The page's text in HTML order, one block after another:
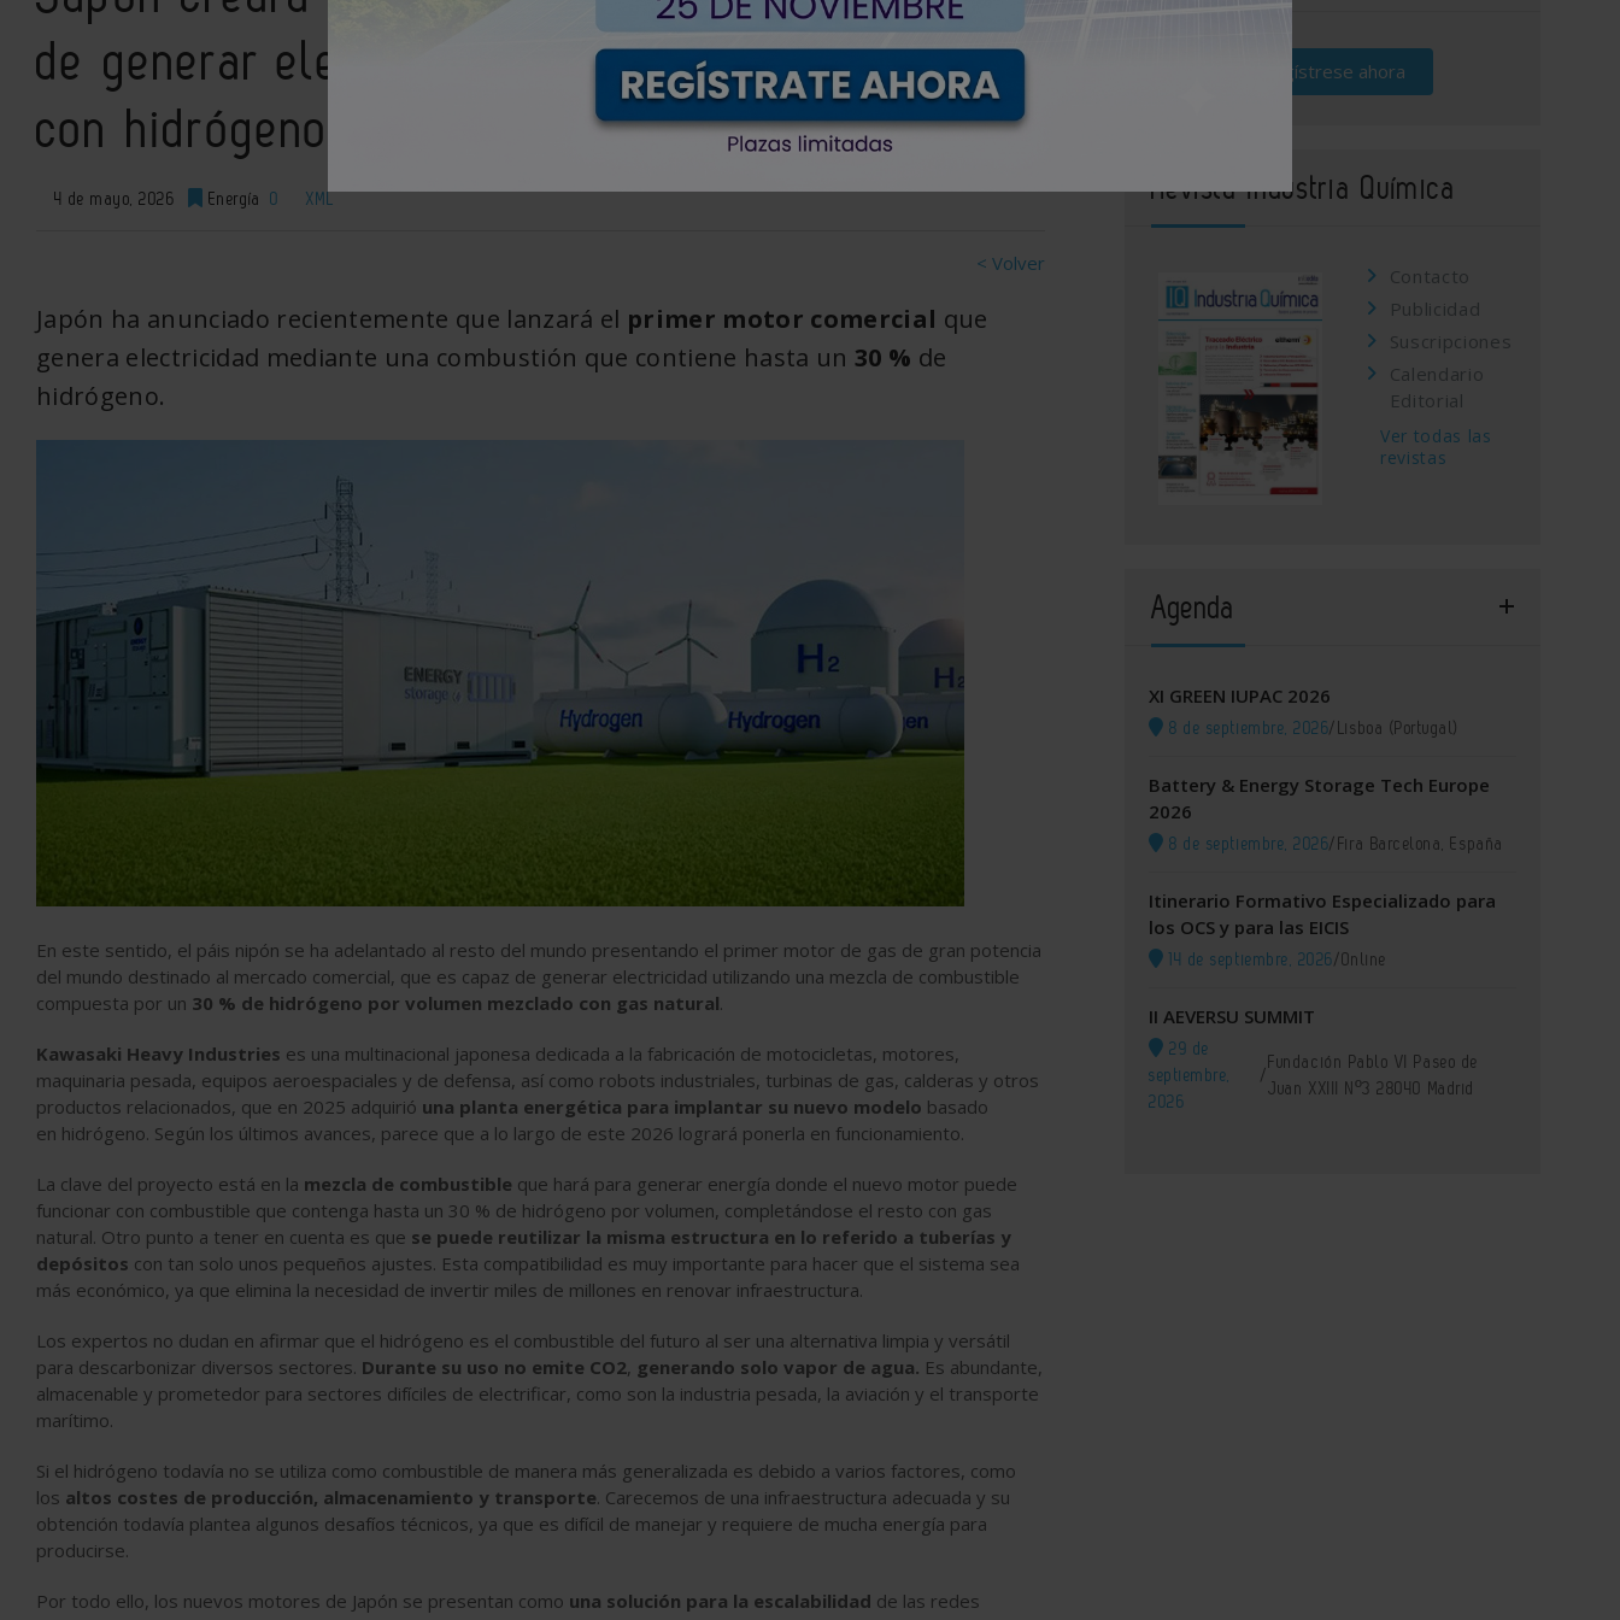
de generar electricidad gracias a la combustión
con hidrógeno
4 de mayo, 2026 Energía 0 XML
< Volver
Japón ha anunciado recientemente que lanzará el primer motor comercial que
genera electricidad mediante una combustión que contiene hasta un 30 % de
hidrógeno.
En este sentido, el páis nipón se ha adelantado al resto del mundo presentando el primer motor de gas de gran potencia
del mundo destinado al mercado comercial, que es capaz de generar electricidad utilizando una mezcla de combustible
compuesta por un 30 % de hidrógeno por volumen mezclado con gas natural.
Kawasaki Heavy Industries es una multinacional japonesa dedicada a la fabricación de motocicletas, motores,
maquinaria pesada, equipos aeroespaciales y de defensa, así como robots industriales, turbinas de gas, calderas y otros
productos relacionados, que en 2025 adquirió una planta energética para implantar su nuevo modelo basado
en hidrógeno. Según los últimos avances, parece que a lo largo de este 2026 logrará ponerla en funcionamiento.
La clave del proyecto está en la mezcla de combustible que hará para generar energía donde el nuevo motor puede
funcionar con combustible que contenga hasta un 30 % de hidrógeno por volumen, completándose el resto con gas
natural. Otro punto a tener en cuenta es que se puede reutilizar la misma estructura en lo referido a tuberías y
depósitos con tan solo unos pequeños ajustes. Esta compatibilidad es muy importante para hacer que el sistema sea
más económico, ya que elimina la necesidad de invertir miles de millones en renovar infraestructura.
Los expertos no dudan en afirmar que el hidrógeno es el combustible del futuro al ser una alternativa limpia y versátil
para descarbonizar diversos sectores. Durante su uso no emite CO2, generando solo vapor de agua. Es abundante,
almacenable y prometedor para sectores difíciles de electrificar, como son la industria pesada, la aviación y el transporte
marítimo.
Si el hidrógeno todavía no se utiliza como combustible de manera más generalizada es debido a varios factores, como
los altos costes de producción, almacenamiento y transporte. Carecemos de una infraestructura adecuada y su
obtención todavía plantea algunos desafíos técnicos, ya que es difícil de manejar y requiere de mucha energía para
producirse.
Por todo ello, los nuevos motores de Japón se presentan como una solución para la escalabilidad de las redes
Regístrese ahora
Revista Industria Química
Contacto
Publicidad
Suscripciones
Calendario
Editorial
Ver todas las
revistas
Agenda
XI GREEN IUPAC 2026
8 de septiembre, 2026/Lisboa (Portugal)
Battery & Energy Storage Tech Europe
2026
8 de septiembre, 2026/Fira Barcelona, España
Itinerario Formativo Especializado para
los OCS y para las EICIS
14 de septiembre, 2026/Online
II AEVERSU SUMMIT
29 de
septiembre,
2026
/
Fundación Pablo VI Paseo de
Juan XXIII Nº3 28040 Madrid